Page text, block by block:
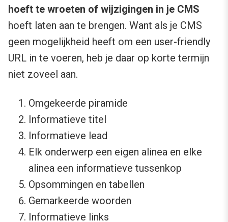
hoeft te wroeten of wijzigingen in je CMS
hoeft laten aan te brengen. Want als je CMS
geen mogelijkheid heeft om een user-friendly
URL in te voeren, heb je daar op korte termijn
niet zoveel aan.
Omgekeerde piramide
Informatieve titel
Informatieve lead
Elk onderwerp een eigen alinea en elke
alinea een informatieve tussenkop
Opsommingen en tabellen
Gemarkeerde woorden
Informatieve links